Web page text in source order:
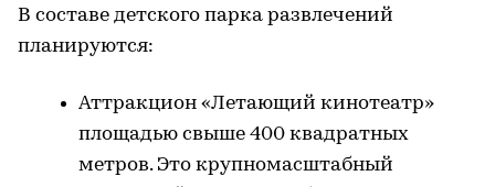
В составе детского парка развлечений
планируются:
Аттракцион «Летающий кинотеатр»
площадью свыше 400 квадратных
метров. Это крупномасштабный